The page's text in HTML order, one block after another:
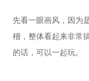
先看一眼画风，因为
稽，整体看起来非常
的话，可以一起玩。